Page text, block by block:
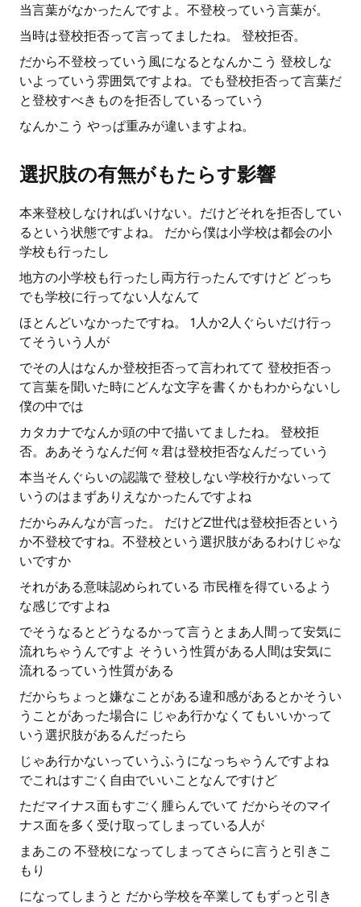
当言葉がなかったんですよ。不登校っていう言葉が。
当時は登校拒否って言ってましたね。 登校拒否。
だから不登校っていう風になるとなんかこう 登校しな
いよっていう雰囲気ですよね。でも登校拒否って言葉だ
と登校すべきものを拒否しているっていう
なんかこう やっぱ重みが違いますよね。
選択肢の有無がもたらす影響
本来登校しなければいけない。だけどそれを拒否してい
るという状態ですよね。 だから僕は小学校は都会の小
学校も行ったし
地方の小学校も行ったし両方行ったんですけど どっち
でも学校に行ってない人なんて
ほとんどいなかったですね。 1人か2人ぐらいだけ行っ
てそういう人が
でその人はなんか登校拒否って言われてて 登校拒否っ
て言葉を聞いた時にどんな文字を書くかもわからないし
僕の中では
カタカナでなんか頭の中で描いてましたね。 登校拒
否。ああそうなんだ何々君は登校拒否なんだっていう
本当そんぐらいの認識で 登校しない学校行かないって
いうのはまずありえなかったんですよね
だからみんなが言った。 だけどZ世代は登校拒否という
か不登校ですね。不登校という選択肢があるわけじゃな
いですか
それがある意味認められている 市民権を得ているよう
な感じですよね
でそうなるとどうなるかって言うとまあ人間って安気に
流れちゃうんですよ そういう性質がある人間は安気に
流れるっていう性質がある
だからちょっと嫌なことがある違和感があるとかそうい
うことがあった場合に じゃあ行かなくてもいいかって
いう選択肢があるんだったら
じゃあ行かないっていうふうになっちゃうんですよね
でこれはすごく自由でいいことなんですけど
ただマイナス面もすごく腫らんでいて だからそのマイ
ナス面を多く受け取ってしまっている人が
まあこの 不登校になってしまってさらに言うと引きこ
もり
になってしまうと だから学校を卒業してもずっと引き